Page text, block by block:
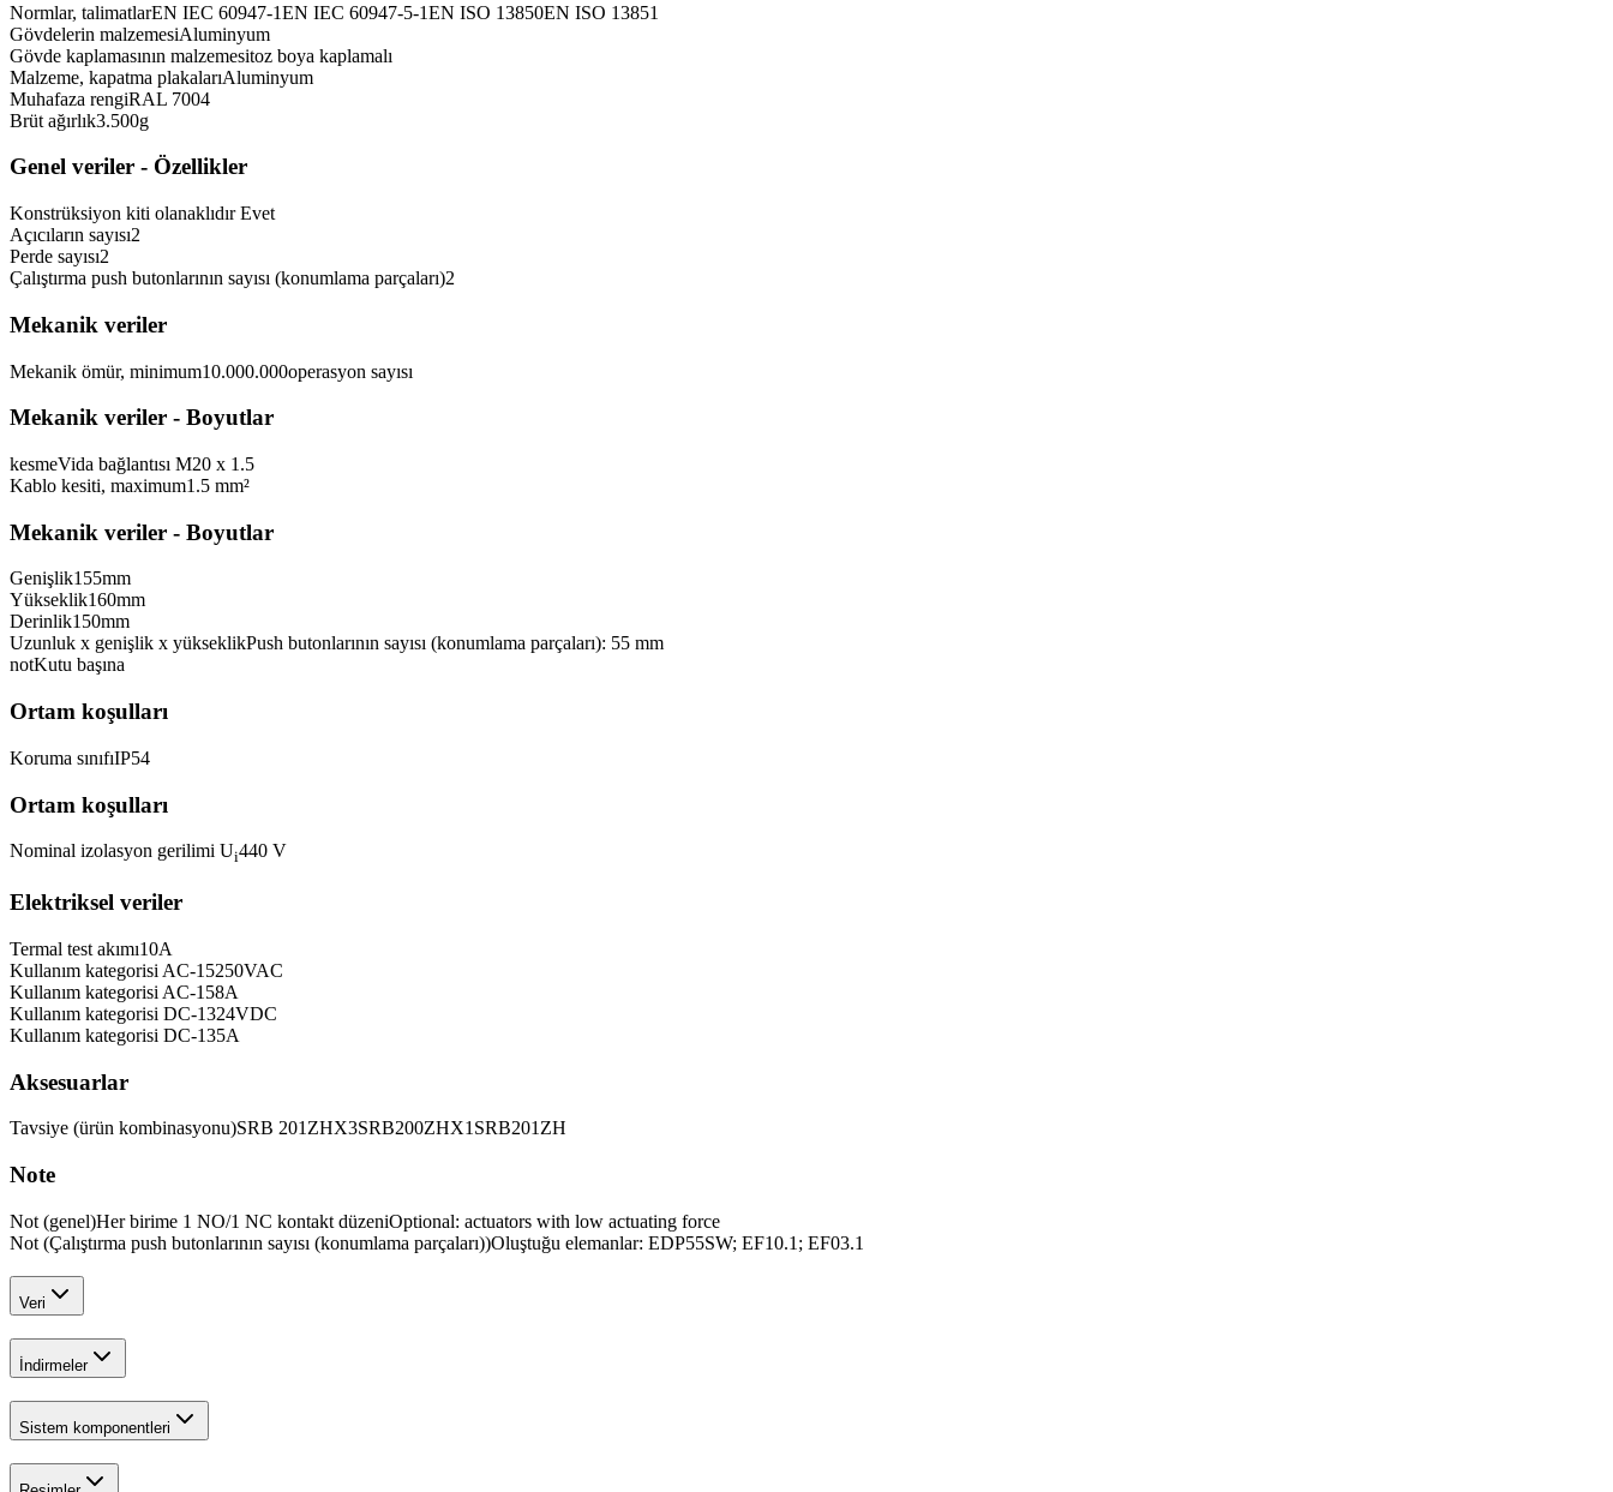
Normlar, talimatlarEN IEC 60947-1EN IEC 60947-5-1EN ISO 13850EN ISO 13851
Gövdelerin malzemesiAluminyum
Gövde kaplamasının malzemesitoz boya kaplamalı
Malzeme, kapatma plakalarıAluminyum
Muhafaza rengiRAL 7004
Brüt ağırlık3.500g
Genel veriler - Özellikler
Konstrüksiyon kiti olanaklıdırEvet
Açıcıların sayısı2
Perde sayısı2
Çalıştırma push butonlarının sayısı (konumlama parçaları)2
Mekanik veriler
Mekanik ömür, minimum10.000.000operasyon sayısı
Mekanik veriler - Boyutlar
kesmeVida bağlantısı M20 x 1.5
Kablo kesiti, maximum1.5 mm²
Mekanik veriler - Boyutlar
Genişlik155mm
Yükseklik160mm
Derinlik150mm
Uzunluk x genişlik x yükseklikPush butonlarının sayısı (konumlama parçaları): 55 mm
notKutu başına
Ortam koşulları
Koruma sınıfıIP54
Ortam koşulları
Nominal izolasyon gerilimi Ui440 V
Elektriksel veriler
Termal test akımı10A
Kullanım kategorisi AC-15250VAC
Kullanım kategorisi AC-158A
Kullanım kategorisi DC-1324VDC
Kullanım kategorisi DC-135A
Aksesuarlar
Tavsiye (ürün kombinasyonu)SRB 201ZHX3SRB200ZHX1 SRB201ZH
Note
Not (genel)Her birime 1 NO/1 NC kontakt düzeniOptional: actuators with low actuating force
Not (Çalıştırma push butonlarının sayısı (konumlama parçaları))Oluştuğu elemanlar: EDP55SW; EF10.1; EF03.1
Veri
İndirmeler
Sistem komponentleri